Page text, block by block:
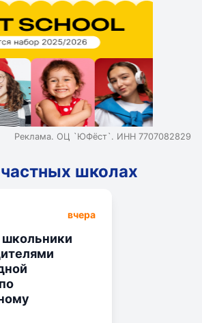
Реклама. ОЦ `ЮФёст`. ИНН 7707082829
школах
вчера